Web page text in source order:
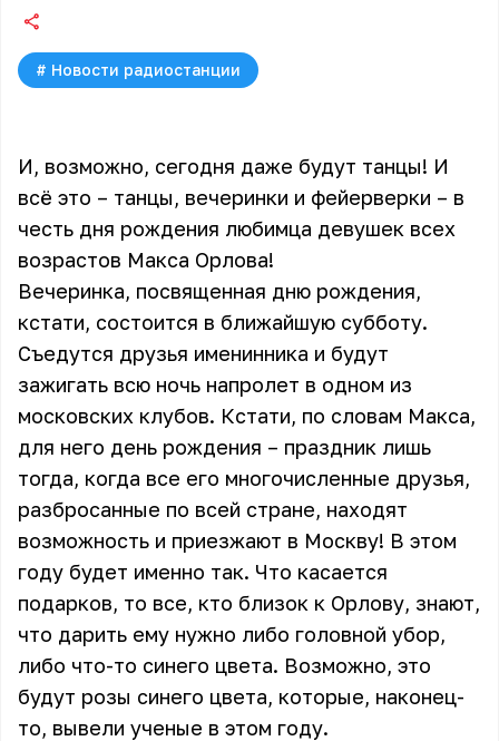
# Новости радиостанции
И, возможно, сегодня даже будут танцы! И
всё это – танцы, вечеринки и фейерверки – в
честь дня рождения любимца девушек всех
возрастов Макса Орлова!
Вечеринка, посвященная дню рождения,
кстати, состоится в ближайшую субботу.
Съедутся друзья именинника и будут
зажигать всю ночь напролет в одном из
московских клубов. Кстати, по словам Макса,
для него день рождения – праздник лишь
тогда, когда все его многочисленные друзья,
разбросанные по всей стране, находят
возможность и приезжают в Москву! В этом
году будет именно так. Что касается
подарков, то все, кто близок к Орлову, знают,
что дарить ему нужно либо головной убор,
либо что-то синего цвета. Возможно, это
будут розы синего цвета, которые, наконец-
то, вывели ученые в этом году.